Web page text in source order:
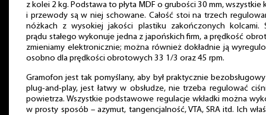
z kolei 2 kg. Podstawa to płyta MDF o grubości 30 mm, wszystkie
i przewody są w niej schowane. Całość stoi na trzech
nóżkach z wysokiej jakości plastiku zakończonych kolcami.
prądu stałego wykonuje jedna z japońskich firm, a prędkość
zmieniamy elektronicznie; można również dokładnie ją
osobno dla prędkości obrotowych 33 1/3 oraz 45 rpm.
Gramofon jest tak pomyślany, aby był praktycznie
plug-and-play, jest łatwy w obsłudze, nie trzeba regulować
powietrza. Wszystkie podstawowe regulacje wkładki można
w prosty sposób – azymut, tangencjalność, VTA, SRA itd. Ich